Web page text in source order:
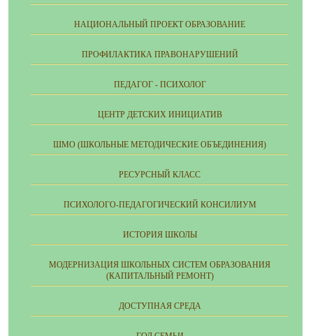
НАЦИОНАЛЬНЫЙ ПРОЕКТ ОБРАЗОВАНИЕ
ПРОФИЛАКТИКА ПРАВОНАРУШЕНИЙ
ПЕДАГОГ - ПСИХОЛОГ
ЦЕНТР ДЕТСКИХ ИНИЦИАТИВ
ШМО (ШКОЛЬНЫЕ МЕТОДИЧЕСКИЕ ОБЪЕДИНЕНИЯ)
РЕСУРСНЫЙ КЛАСС
ПСИХОЛОГО-ПЕДАГОГИЧЕСКИЙ КОНСИЛИУМ
ИСТОРИЯ ШКОЛЫ
МОДЕРНИЗАЦИЯ ШКОЛЬНЫХ СИСТЕМ ОБРАЗОВАНИЯ
(КАПИТАЛЬНЫЙ РЕМОНТ)
ДОСТУПНАЯ СРЕДА